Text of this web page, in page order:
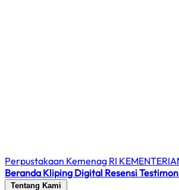
Perpustakaan Kemenag RI
Beranda Kliping Digital Resensi
Tentang Kami